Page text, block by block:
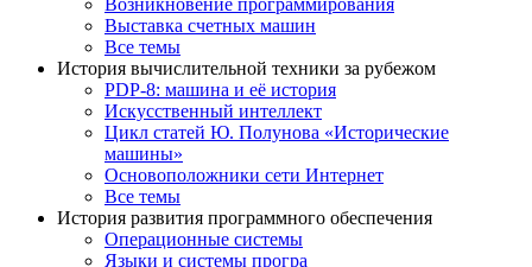
Возникновение программирования
Выставка счетных машин
Все темы
История вычислительной техники за рубежом
PDP-8: машина и её история
Искусственный интеллект
Цикл статей Ю. Полунова «Исторические
машины»
Основоположники сети Интернет
Все темы
История развития программного обеспечения
Операционные системы
Языки и системы програ